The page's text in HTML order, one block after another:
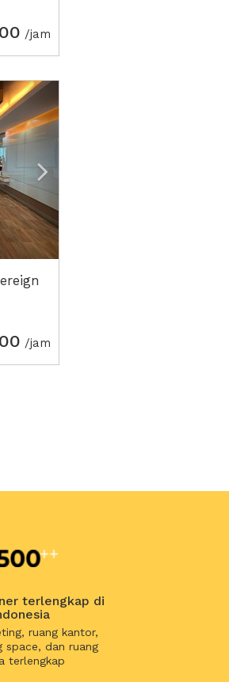
/jam
Next2
/jam
terlengkap di
ruang kantor,
space, dan ruang
terlengkap